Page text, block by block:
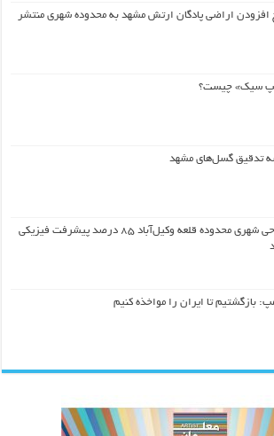
افزودن اراضی پادگان ارتش مشهد به محدوده شهری منتشر
سیک» چیست؟
تدقیق گسل‌های مشهد
طراحی شهری محدوده قلعه وکیل‌آباد ۸۵ درصد پیشرفت فیزیکی
بازگشتیم تا ایران را مواخذه کنیم